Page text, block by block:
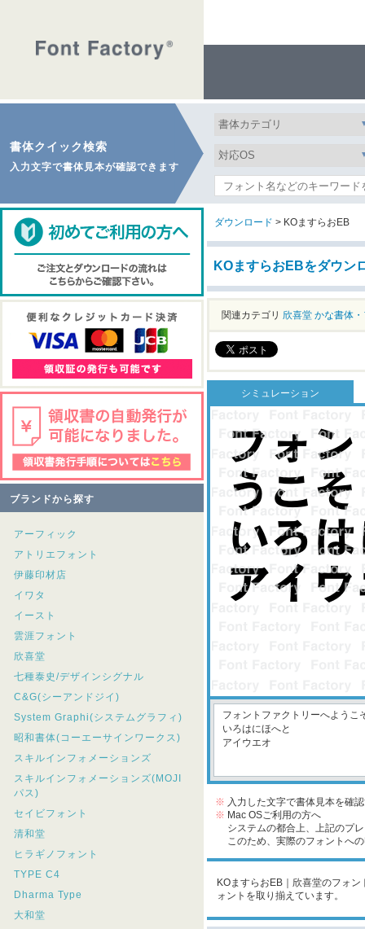
書体クイック検索
入力文字で書体見本が確認できます
ブランドから探す
アーフィック
アトリエフォント
伊藤印材店
イワタ
イースト
雲涯フォント
欣喜堂
七種泰史/デザインシグナル
C&G(シーアンドジイ)
System Graphi(システムグラフィ)
昭和書体(コーエーサインワークス)
スキルインフォメーションズ
スキルインフォメーションズ(MOJI
パス)
セイビフォント
清和堂
ヒラギノフォント
TYPE C4
Dharma Type
大和堂
ダウンロード > KOますらおEB
KOますらおEBをダウン
関連カテゴリ 欣喜堂 かな書体
シミュレーション
※ 入力した文字で書体見本を確
※ Mac OSご利用の方へ
システムの都合上、上記のプ
このため、実際のフォントへの
KOますらおEB｜欣喜堂のフォ
ォントを取り揃えています。